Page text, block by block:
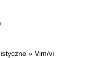
» Vim/vi